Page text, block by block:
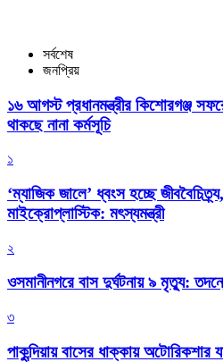
সর্বশেষ
জনপ্রিয়
১৬ আগস্ট প্রধানমন্ত্রীর কিশোরগঞ্জ
থাকছে নানা কর্মসূচি
১
‘ম্যাজিক জালে’ ধ্বংস হচ্ছে
মাইক্রোপ্লাস্টিক: মৎস্যমন্ত্রী
২
ওসমানীনগরে বাস দুর্ঘটনায় ৯ মৃত্যু:
৩
পাকুন্দিয়ায় বাসের ধাক্কায় অটোরিকশার